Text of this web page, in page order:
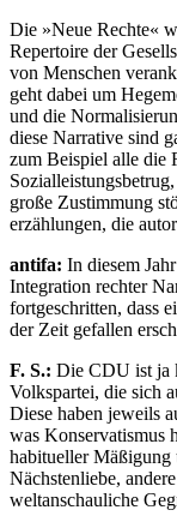
Die »Neue Rechte«
Repertoire der
von Menschen
geht dabei um
und die
diese Narrative sind
zum Beispiel alle die
große Zustimmung
erzählungen, die
antifa: In diesem
Integration rechter
fortgeschritten, dass
der Zeit gefallen
F. S.: Die CDU ist ja
Volkspartei, die sich
Diese haben jeweils
was Konservatismus
habitueller Mäßigung
Nächstenliebe,
weltanschauliche